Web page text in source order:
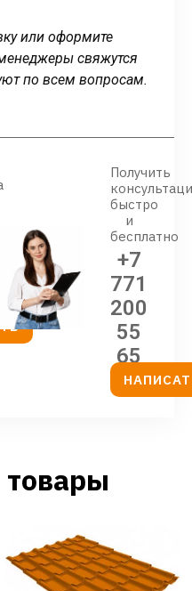
или оформите
свяжутся
по всем вопросам.
Получить
быстро
и
бесплатно
+7
771
200
55
65